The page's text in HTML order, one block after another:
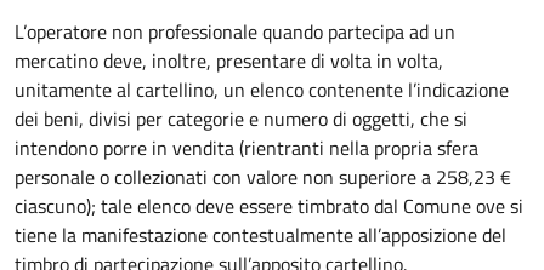
L’operatore non professionale quando partecipa ad un
mercatino deve, inoltre, presentare di volta in volta,
unitamente al cartellino, un elenco contenente l’indicazione
dei beni, divisi per categorie e numero di oggetti, che si
intendono porre in vendita (rientranti nella propria sfera
personale o collezionati con valore non superiore a 258,23 €
ciascuno); tale elenco deve essere timbrato dal Comune ove si
tiene la manifestazione contestualmente all’apposizione del